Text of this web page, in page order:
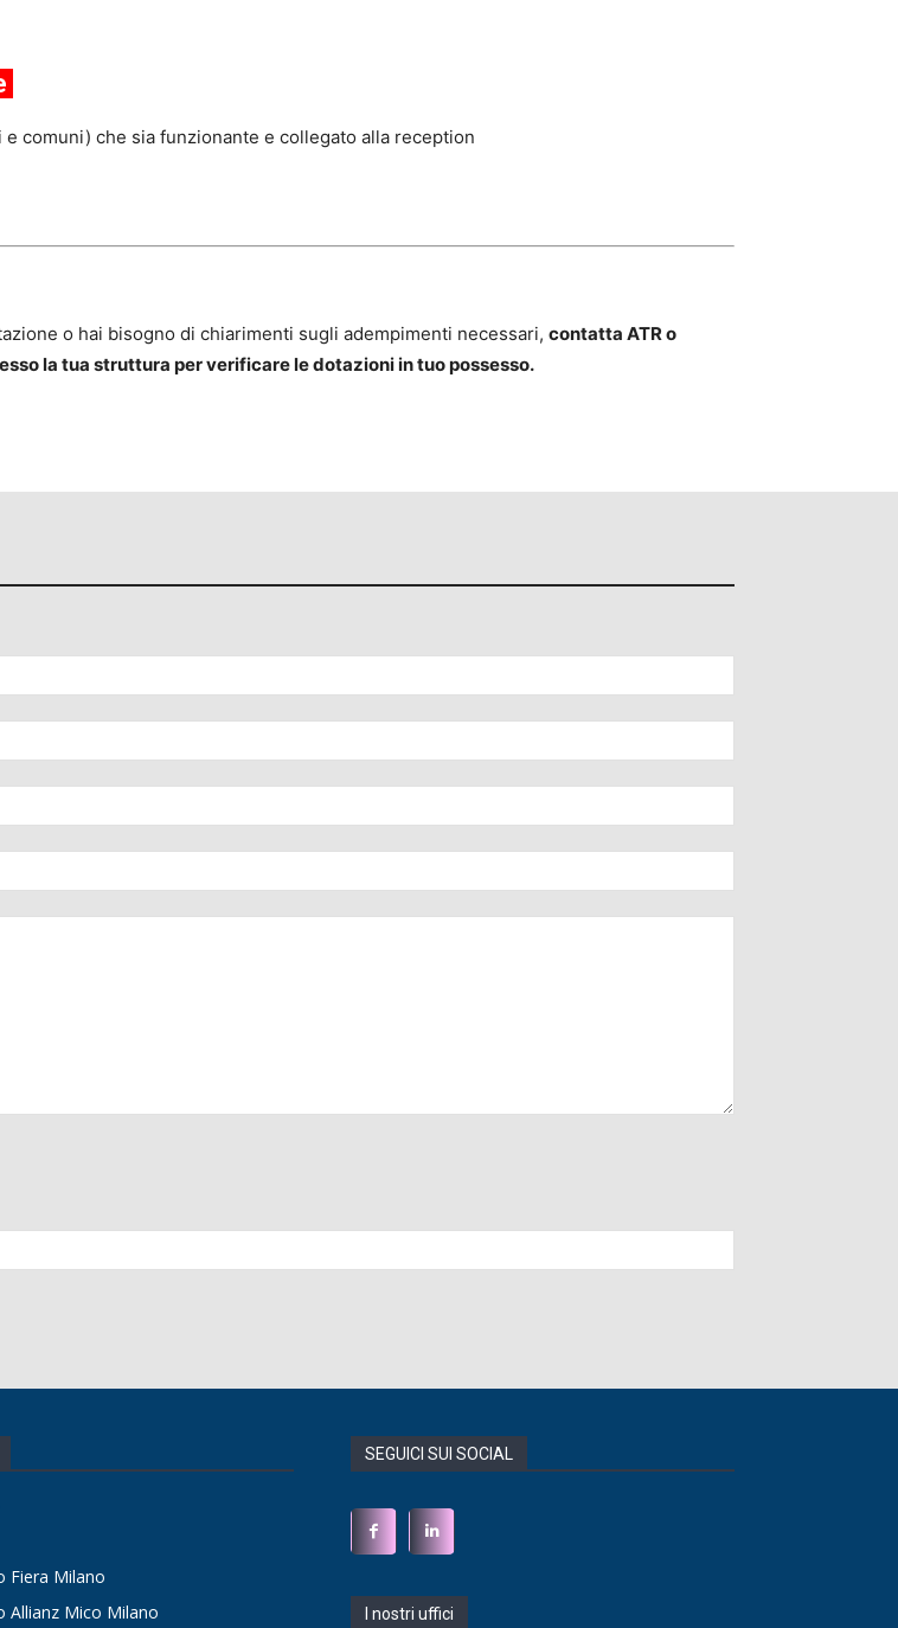
comuni) che sia funzionante e collegato alla reception
o hai bisogno di chiarimenti sugli adempimenti necessari, contatta ATR o
la tua struttura per verificare le dotazioni in tuo possesso.
Fiera Milano
Allianz Mico Milano
SEGUICI SUI SOCIAL
I nostri uffici